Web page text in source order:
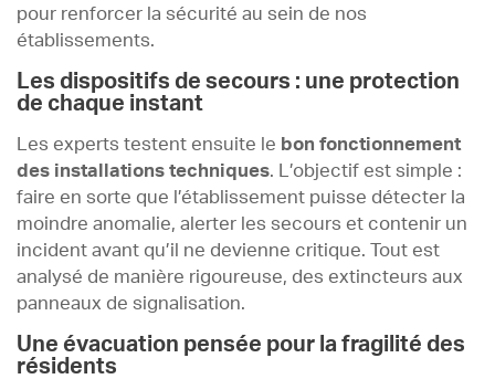
pour renforcer la sécurité au sein de nos
établissements.
Les dispositifs de secours : une protection
de chaque instant
Les experts testent ensuite le bon fonctionnement
des installations techniques. L’objectif est simple :
faire en sorte que l’établissement puisse détecter la
moindre anomalie, alerter les secours et contenir un
incident avant qu’il ne devienne critique. Tout est
analysé de manière rigoureuse, des extincteurs aux
panneaux de signalisation.
Une évacuation pensée pour la fragilité des
résidents